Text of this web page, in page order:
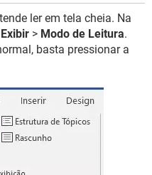
ler em tela cheia. Na
Exibir > Modo de Leitura.
basta pressionar a